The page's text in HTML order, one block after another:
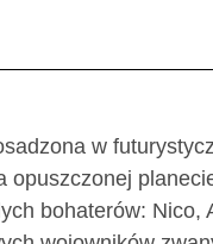
w
opuszczonej
bohaterów: